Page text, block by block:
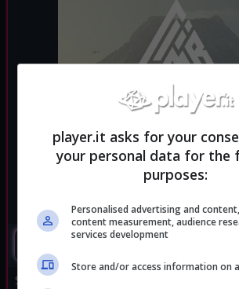
Sviluppatore:
player.it asks for your
your personal data for the
purposes:
Personalised advertising and
content measurement, audience
services development
Store and/or access information on